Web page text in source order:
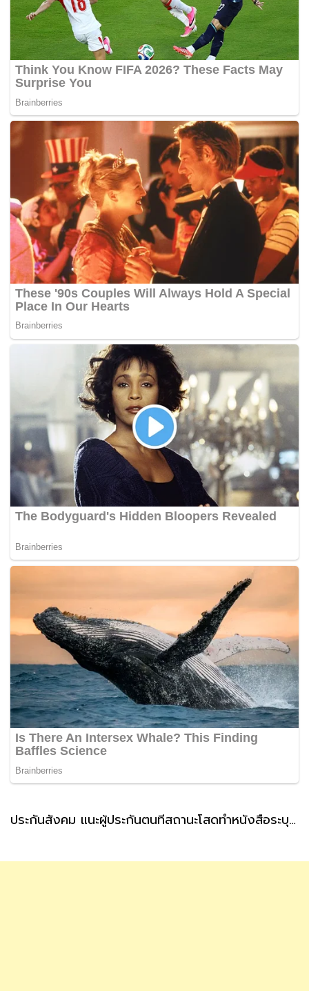
ประกันสังคม แนะผู้ประกันตนที่สถานะโสดทำหนังสือระบุผู้รับเงินสงเคราะห์ กรณีตายล่วงหน้า